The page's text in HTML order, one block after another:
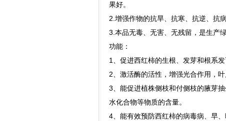
果好。
2.增强作物的抗旱、抗寒、抗逆、抗
3.本品无毒、无害、无残留，是生产
功能：
1、促进西红柿的生根、发芽和根系
2、激活酶的活性，增强光合作用，
3、能促进植株侧枝和付侧枝的腋芽
水化合物等物质的含量。
4、能有效预防西红柿的病毒病、早